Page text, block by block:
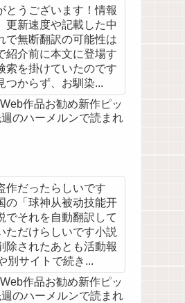
とうございます！情報
更新速度や記載した中
で無断翻訳の可能性は
紹介前に本文に登場す
索を掛けていたのです
つからず、お馴染...
作品お勧め新作ピッ
のハーメルンで読まれ
作だったらしいです
の「球神从被动技能开
でそれを自動翻訳して
ただけらしいです小説
除されたあとも活動報
別サイトで続き...
作品お勧め新作ピッ
のハーメルンで読まれ